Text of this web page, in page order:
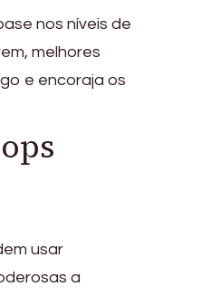
nos níveis de
melhores
e encoraja os
usar
a